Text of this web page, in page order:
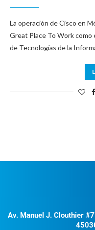
La operación de Cisco en
Great Place To Work como
de Tecnologías de la
Av. Manuel J. Clouthier